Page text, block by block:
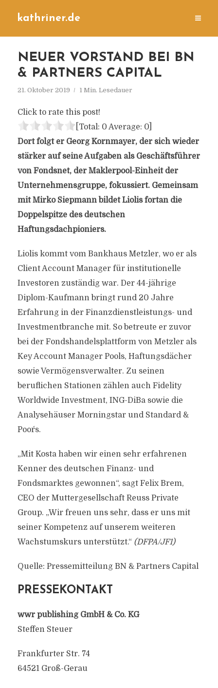
kathriner.de
NEUER VORSTAND BEI BN
& PARTNERS CAPITAL
21. Oktober 2019 1 Min. Lesedauer
Click to rate this post!
[Total: 0 Average: 0]
Dort folgt er Georg Kornmayer, der sich wieder
stärker auf seine Aufgaben als Geschäftsführer
von Fondsnet, der Maklerpool-Einheit der
Unternehmensgruppe, fokussiert. Gemeinsam
mit Mirko Siepmann bildet Liolis fortan die
Doppelspitze des deutschen
Haftungsdachpioniers.
Liolis kommt vom Bankhaus Metzler, wo er als
Client Account Manager für institutionelle
Investoren zuständig war. Der 44-jährige
Diplom-Kaufmann bringt rund 20 Jahre
Erfahrung in der Finanzdienstleistungs- und
Investmentbranche mit. So betreute er zuvor
bei der Fondshandelsplattform von Metzler als
Key Account Manager Pools, Haftungsdächer
sowie Vermögensverwalter. Zu seinen
beruflichen Stationen zählen auch Fidelity
Worldwide Investment, ING-DiBa sowie die
Analysehäuser Morningstar und Standard &
Poor´s.
„Mit Kosta haben wir einen sehr erfahrenen
Kenner des deutschen Finanz- und
Fondsmarktes gewonnen“, sagt Felix Brem,
CEO der Muttergesellschaft Reuss Private
Group. „Wir freuen uns sehr, dass er uns mit
seiner Kompetenz auf unserem weiteren
Wachstumskurs unterstützt.“ (DFPA/JF1)
Quelle: Pressemitteilung BN & Partners Capital
PRESSEKONTAKT
wwr publishing GmbH & Co. KG
Steffen Steuer
Frankfurter Str. 74
64521 Groß-Gerau